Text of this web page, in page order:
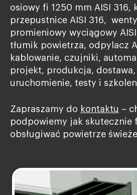
osiowy fi 1250 mm AISI 316,
przepustnice AISI 316,
promieniowy wyciągowy
tłumik powietrza, odpylacz
kablowanie, czujniki,
projekt, produkcja,
uruchomienie, testy i
Zapraszamy do kontaktu –
podpowiemy jak skutecznie
obsługiwać powietrze